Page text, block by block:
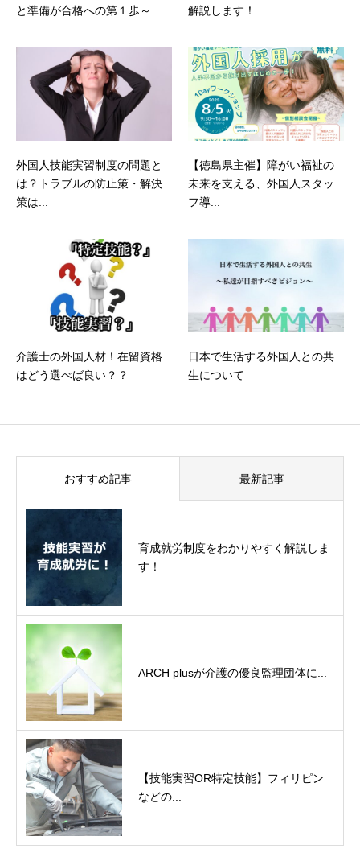
と準備が合格への第１歩～
解説します！
外国人技能実習制度の問題と
は？トラブルの防止策・解決
策は...
【徳島県主催】障がい福祉の
未来を支える、外国人スタッ
フ導...
介護士の外国人材！在留資格
はどう選べば良い？？
日本で生活する外国人との共
生について
おすすめ記事 最新記事
育成就労制度をわかりやすく解説しま
す！
ARCH plusが介護の優良監理団体に...
【技能実習OR特定技能】フィリピン
などの...